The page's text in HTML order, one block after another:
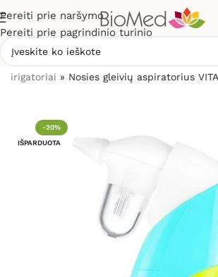
Pereiti prie naršymo
Pereiti prie pagrindinio turinio
irigatoriai » Nosies gleivių aspiratorius
-20%
IŠPARDUOTA